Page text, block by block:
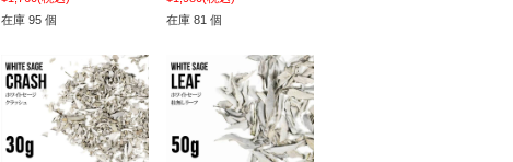
在庫 95 個
在庫 81 個